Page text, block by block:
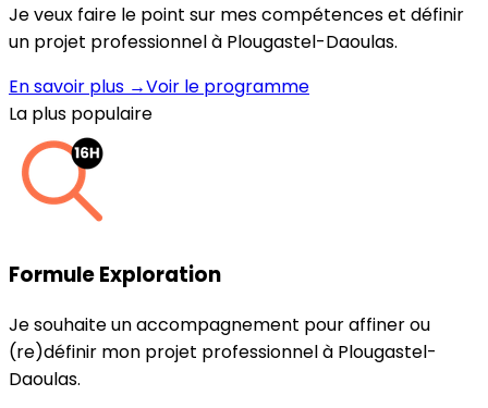
Je veux faire le point sur mes compétences et définir
un projet professionnel à Plougastel-Daoulas.
En savoir plus →Voir le programme
La plus populaire
Formule Exploration
Je souhaite un accompagnement pour affiner ou
(re)définir mon projet professionnel à Plougastel-
Daoulas.